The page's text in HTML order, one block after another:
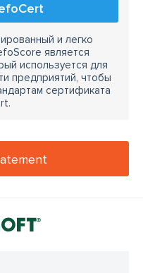
и легко
является
используется для
предприятий, чтобы
сертификата